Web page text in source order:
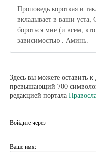
Проповедь короткая и
вкладывает в ваши уста,
бороться мне (и всем,
зависимостью . Аминь.
Здесь вы можете оставить
превышающий 700
редакцией портала
Войдите через
Ваше имя: